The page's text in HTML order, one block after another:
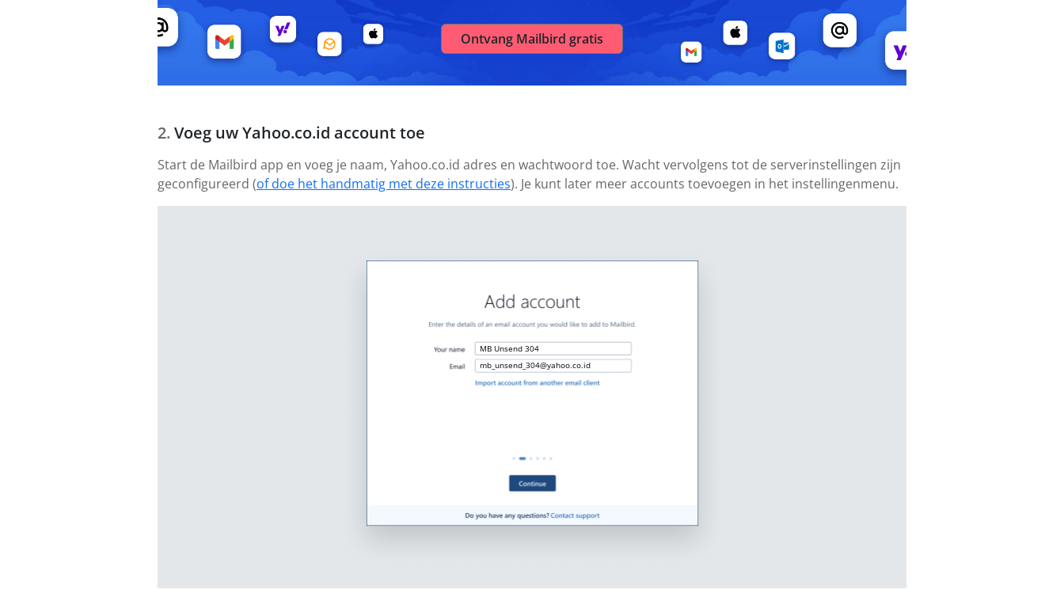
Ontvang Mailbird gratis
Voeg uw Yahoo.co.id account toe
Start de Mailbird app en voeg je naam, Yahoo.co.id adres en wachtwoord toe. Wacht vervolgens tot de serverinstellingen zijn
geconfigureerd (of doe het handmatig met deze instructies). Je kunt later meer accounts toevoegen in het instellingenmenu.
MB Unsend 304
mb_unsend_304@yahoo.co.id